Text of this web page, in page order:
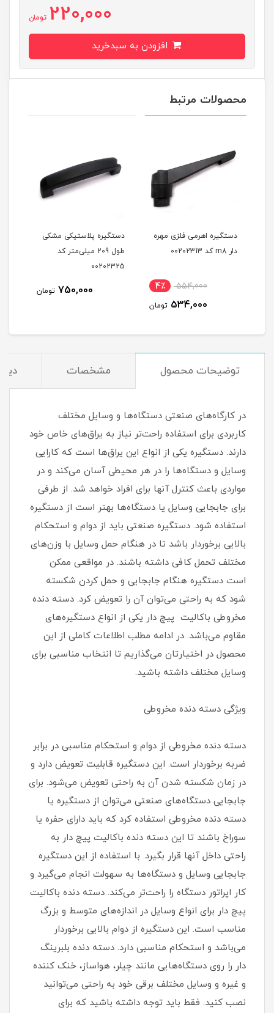
220,000 تومان
محصولات مرتبط
دستگیره اهرمی فلزی مهره
دار m8 کد 00202313
554,000 4٪
534,000 تومان
دستگیره پلاستیکی مشکی
طول 209 میلی‌متر کد
00202325
750,000 تومان
توضیحات محصول مشخصات
در کارگاه‌های صنعتی دستگاه‌ها و وسایل مختلف
کاربردی برای استفاده راحت‌تر نیاز به یراق‌های خاص خود
دارند. دستگیره یکی از انواع این یراق‌ها است که کارایی
وسایل و دستگاه‌ها را در هر محیطی آسان می‌کند و در
مواردی باعث کنترل آنها برای افراد خواهد شد. از طرفی
برای جابجایی وسایل یا دستگاه‌ها بهتر است از دستگیره
استفاده شود. دستگیره صنعتی باید از دوام و استحکام
بالایی برخوردار باشد تا در هنگام حمل وسایل با وزن‌های
مختلف تحمل کافی داشته باشند. در مواقعی ممکن
است دستگیره هنگام جابجایی و حمل کردن شکسته
شود که به راحتی می‌توان آن را تعویض کرد. دسته دنده
مخروطی باکالیت پیچ دار یکی از انواع دستگیره‌های
مقاوم می‌باشد. در ادامه مطلب اطلاعات کاملی از این
محصول در اختیارتان می‌گذاریم تا انتخاب مناسبی برای
وسایل مختلف داشته باشید.
ویژگی‌ دسته دنده مخروطی
دسته دنده مخروطی از دوام و استحکام مناسبی در برابر
ضربه برخوردار است. این دستگیره قابلیت تعویض دارد و
در زمان شکسته شدن آن به راحتی تعویض می‌شود. برای
جابجایی دستگاه‌های صنعتی می‌توان از دستگیره یا
دسته دنده مخروطی استفاده کرد که باید دارای حفره یا
سوراخ باشند تا این دسته دنده باکالیت پیچ دار به
راحتی داخل آنها قرار بگیرد. با استفاده از این دستگیره
جابجایی وسایل و دستگاه‌ها به سهولت انجام می‌گیرد و
کار اپراتور دستگاه را راحت‌تر می‌کند. دسته دنده باکالیت
پیچ دار برای انواع وسایل در اندازه‌های متوسط و بزرگ
مناسب است. این دستگیره از دوام بالایی برخوردار
می‌باشد و استحکام مناسبی دارد. دسته دنده بلبرینگ
دار را روی دستگاه‌هایی مانند چیلر، هواساز، خنک کننده
و غیره و وسایل مختلف برقی خود به راحتی می‌توانید
نصب کنید. فقط باید توجه داشته باشید که برای